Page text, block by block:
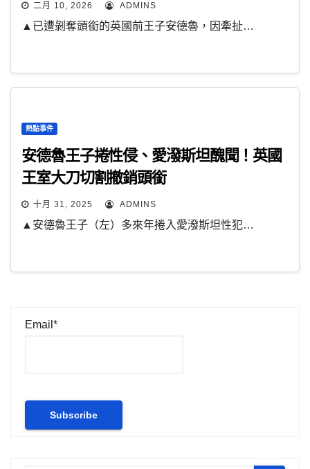
二月 10, 2026 ADMINS
▲已遭剝奪頭銜的英國前王子安德魯，因牽扯…
熱點事件
安德魯王子捲性侵、愛潑斯坦醜聞！英國
王室大刀切割撤銷頭銜
十月 31, 2025 ADMINS
▲安德魯王子（左）多來年捲入愛潑斯坦性犯…
Email*